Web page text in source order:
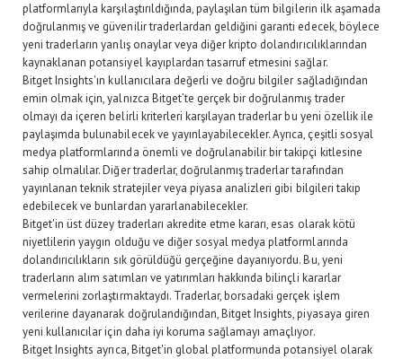
platformlarıyla karşılaştırıldığında, paylaşılan tüm bilgilerin ilk aşamada
doğrulanmış ve güvenilir traderlardan geldiğini garanti edecek, böylece
yeni traderların yanlış onaylar veya diğer kripto dolandırıcılıklarından
kaynaklanan potansiyel kayıplardan tasarruf etmesini sağlar.
Bitget Insights'ın kullanıcılara değerli ve doğru bilgiler sağladığından
emin olmak için, yalnızca Bitget’te gerçek bir doğrulanmış trader
olmayı da içeren belirli kriterleri karşılayan traderlar bu yeni özellik ile
paylaşımda bulunabilecek ve yayınlayabilecekler. Ayrıca, çeşitli sosyal
medya platformlarında önemli ve doğrulanabilir bir takipçi kitlesine
sahip olmalılar. Diğer traderlar, doğrulanmış traderlar tarafından
yayınlanan teknik stratejiler veya piyasa analizleri gibi bilgileri takip
edebilecek ve bunlardan yararlanabilecekler.
Bitget'in üst düzey traderları akredite etme kararı, esas olarak kötü
niyetlilerin yaygın olduğu ve diğer sosyal medya platformlarında
dolandırıcılıkların sık görüldüğü gerçeğine dayanıyordu. Bu, yeni
traderların alım satımları ve yatırımları hakkında bilinçli kararlar
vermelerini zorlaştırmaktaydı. Traderlar, borsadaki gerçek işlem
verilerine dayanarak doğrulandığından, Bitget Insights, piyasaya giren
yeni kullanıcılar için daha iyi koruma sağlamayı amaçlıyor.
Bitget Insights ayrıca, Bitget'in global platformunda potansiyel olarak